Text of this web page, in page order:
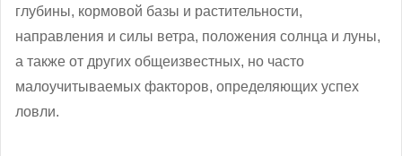
глубины, кормовой базы и растительности,
направления и силы ветра, положения солнца и луны,
а также от других общеизвестных, но часто
малоучитываемых факторов, определяющих успех
ловли.